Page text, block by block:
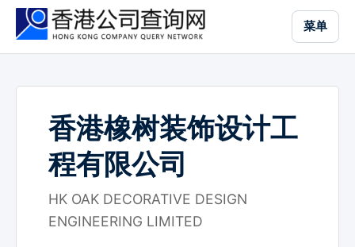
菜单
香港橡树装饰设计工
程有限公司
HK OAK DECORATIVE DESIGN
ENGINEERING LIMITED